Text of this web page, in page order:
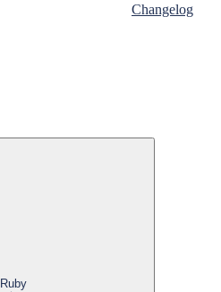
Changelog
Ruby